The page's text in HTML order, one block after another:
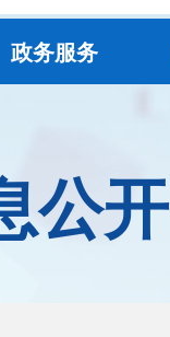
政务服务
公开